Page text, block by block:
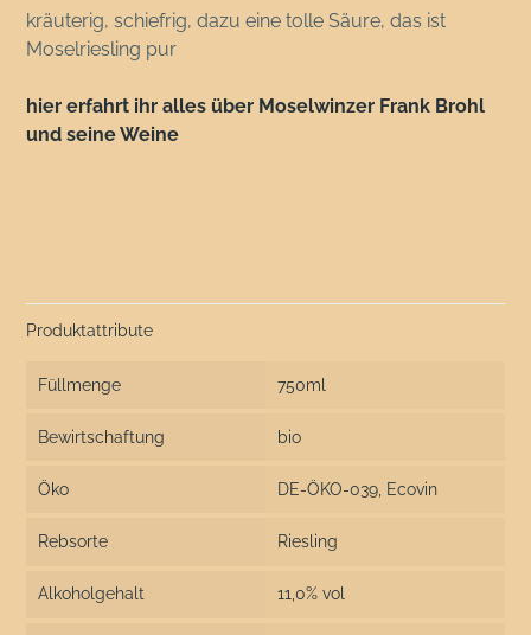
kräuterig, schiefrig, dazu eine tolle Säure, das ist
Moselriesling pur
hier erfahrt ihr alles über Moselwinzer Frank Brohl
und seine Weine
Produktattribute
Füllmenge 750ml
Bewirtschaftung bio
Öko DE-ÖKO-039, Ecovin
Rebsorte Riesling
Alkoholgehalt 11,0% vol